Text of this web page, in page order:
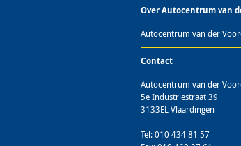
OverAutocentrum van
Autocentrum van der
Contact
Autocentrum van der
5e Industriestraat 39
3133ELVlaardingen
Tel: 010 434 81 57